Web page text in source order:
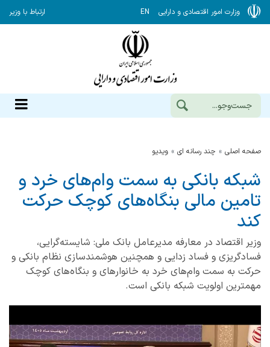
وزارت امور اقتصادی و دارایی EN ارتباط با وزیر
صفحه اصلی چند رسانه ای ویدیو
شبکه بانکی به سمت وام‌های خرد و
تامین مالی بنگاه‌های کوچک حرکت
کند
وزیر اقتصاد در معارفه مدیرعامل بانک ملی: شایسته‌گرایی،
فسادگریزی و فساد زدایی و همچنین هوشمندسازی نظام بانکی و
حرکت به سمت وام‌های خرد به خانوارهای و بنگاه‌های کوچک
مهمترین اولویت شبکه بانکی است.